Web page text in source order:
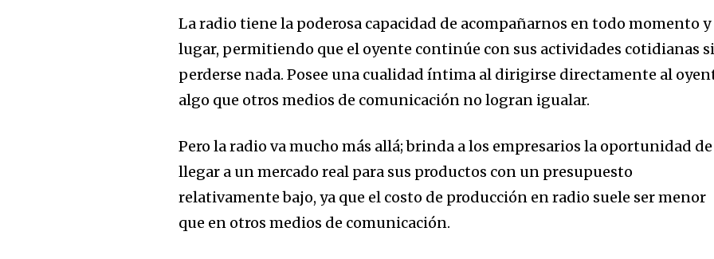
La radio tiene la poderosa capacidad de acompañarnos en todo momento y
lugar, permitiendo que el oyente continúe con sus actividades cotidianas
perderse nada. Posee una cualidad íntima al dirigirse directamente al
algo que otros medios de comunicación no logran igualar.
Pero la radio va mucho más allá; brinda a los empresarios la oportunidad de
llegar a un mercado real para sus productos con un presupuesto
relativamente bajo, ya que el costo de producción en radio suele ser menor
que en otros medios de comunicación.